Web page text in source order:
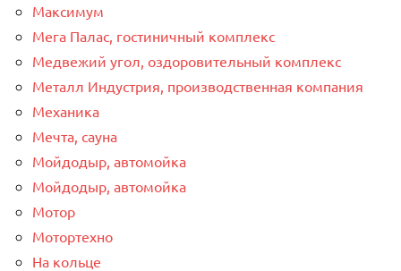
Максимум
Мега Палас, гостиничный комплекс
Медвежий угол, оздоровительный комплекс
Металл Индустрия, производственная компания
Механика
Мечта, сауна
Мойдодыр, автомойка
Мойдодыр, автомойка
Мотор
Мотортехно
На кольце